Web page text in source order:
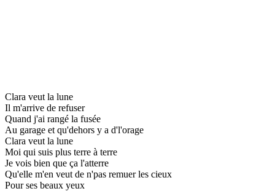
Clara veut la lune
Il m'arrive de refuser
Quand j'ai rangé la fusée
Au garage et qu'dehors y a d'l'orage
Clara veut la lune
Moi qui suis plus terre à terre
Je vois bien que ça l'atterre
Qu'elle m'en veut de n'pas remuer les cieux
Pour ses beaux yeux